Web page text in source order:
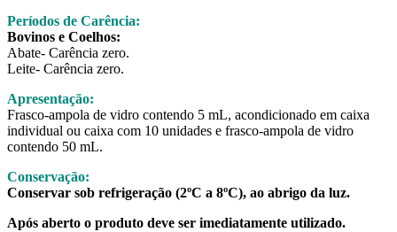
Períodos de Carência:
Bovinos e Coelhos:
Abate- Carência zero.
Leite- Carência zero.
Apresentação:
Frasco-ampola de vidro contendo 5 mL, acondicionado em caixa
individual ou caixa com 10 unidades e frasco-ampola de vidro
contendo 50 mL.
Conservação:
Conservar sob refrigeração (2ºC a 8ºC), ao abrigo da luz.
Após aberto o produto deve ser imediatamente utilizado.